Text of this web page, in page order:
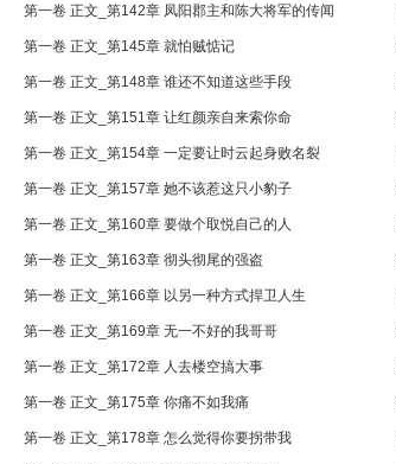
第一卷 正文_第142章 凤阳郡主和陈大将军的传闻
第一卷 正文_第145章 就怕贼惦记
第一卷 正文_第148章 谁还不知道这些手段
第一卷 正文_第151章 让红颜亲自来索你命
第一卷 正文_第154章 一定要让时云起身败名裂
第一卷 正文_第157章 她不该惹这只小豹子
第一卷 正文_第160章 要做个取悦自己的人
第一卷 正文_第163章 彻头彻尾的强盗
第一卷 正文_第166章 以另一种方式捍卫人生
第一卷 正文_第169章 无一不好的我哥哥
第一卷 正文_第172章 人去楼空搞大事
第一卷 正文_第175章 你痛不如我痛
第一卷 正文_第178章 怎么觉得你要拐带我